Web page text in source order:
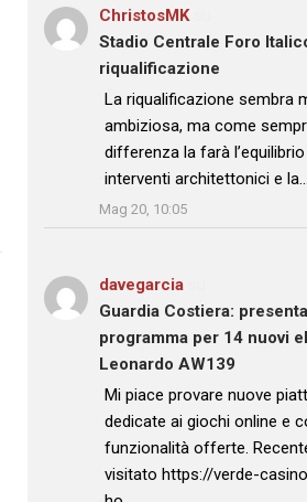
ChristosMKsu
Stadio Centrale Foro
riqualificazione
: “La riqualificazione sembra
ambiziosa, ma come
differenza la farà
interventi architettonici e la…
Mag 20, 10:05
davegarcia
Guardia Costiera:
programma per 14 nuovi
Leonardo AW139
: “
Mi piace provare nuove
dedicate ai giochi online e
funzionalità offerte.
visitato https://verde-